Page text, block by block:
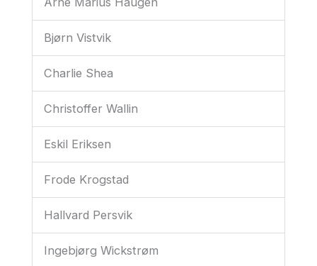
Bjørn Vistvik
Charlie Shea
Christoffer Wallin
Eskil Eriksen
Frode Krogstad
Hallvard Persvik
Ingebjørg Wickstrøm